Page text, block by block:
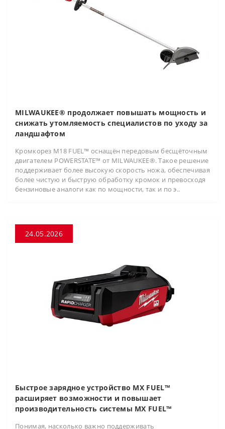
MILWAUKEE® продолжает повышать мощность и
снижать утомляемость специалистов по уходу за
ландшафтом
Кромкорез M18 FUEL™ оснащён передовым бесщёточным
двигателем POWERSTATE™ от MILWAUKEE®. Такое решение
поддерживает более высокую скорость ножа, обеспечивая
более чистую и быструю обработку кромок и превосходя
бензиновые аналоги как по мощности, так и по э..
24.05.2026
Быстрое зарядное устройство MX FUEL™
расширяет возможности и повышает
производительность системы MX FUEL™
Понимая, насколько важно поддерживать